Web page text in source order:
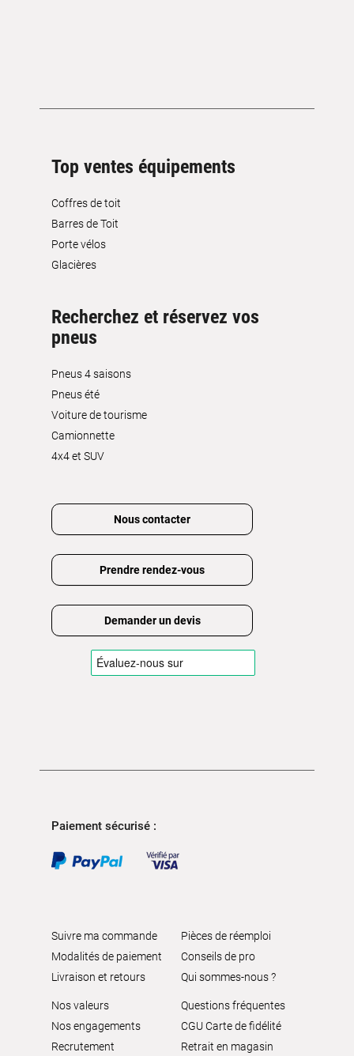
Top ventes équipements
Coffres de toit
Barres de Toit
Porte vélos
Glacières
Recherchez et réservez vos
pneus
Pneus 4 saisons
Pneus été
Voiture de tourisme
Camionnette
4x4 et SUV
Nous contacter
Prendre rendez-vous
Demander un devis
Paiement sécurisé :
Suivre ma commande
Modalités de paiement
Livraison et retours
Pièces de réemploi
Conseils de pro
Qui sommes-nous ?
Nos valeurs
Nos engagements
Recrutement
Questions fréquentes
CGU Carte de fidélité
Retrait en magasin